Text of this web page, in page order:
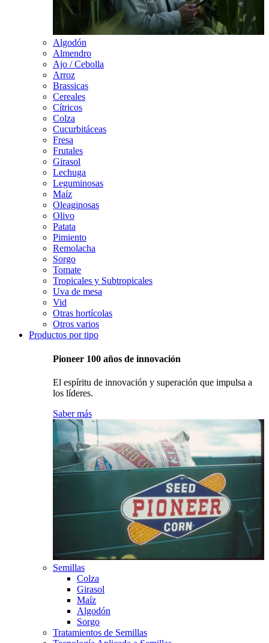
Algodón
Almendro
Ajo / Cebolla
Arroz
Brassicas
Cereales
Cítricos
Colza
Cucurbitáceas
Fresa
Frutales
Girasol
Lechuga
Leguminosas
Maíz
Oleaginosas
Olivo
Patata
Pimiento
Remolacha
Sorgo
Tomate
Tropicales y Subtropicales
Uva de mesa
Vid
Otras hortícolas
Otros varios
Productos por tipo
Pioneer 100 años de innovación
El espíritu de innovación y superación que impulsa a
los líderes.
Saber más
Semillas
Colza
Girasol
Maíz
Algodón
Sorgo
Tratamientos de Semillas